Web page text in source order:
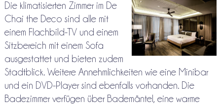
Die klimatisierten Zimmer im De
Chai the Deco sind alle mit
einem Flachbild-TV und einem
Sitzbereich mit einem Sofa
ausgestattet und bieten zudem
Stadtblick. Weitere Annehmlichkeiten wie eine Minibar
und ein DVD-Player sind ebenfalls vorhanden. Die
Badezimmer verfügen über Bademäntel, eine warme